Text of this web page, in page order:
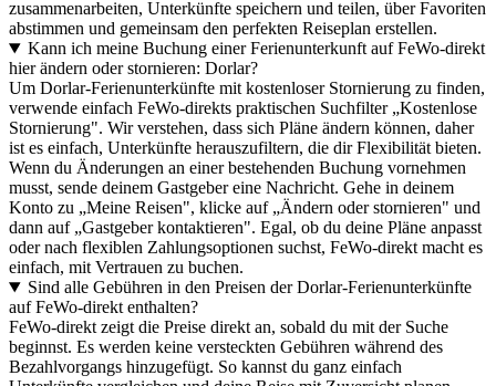
zusammenarbeiten, Unterkünfte speichern und teilen, über Favoriten
abstimmen und gemeinsam den perfekten Reiseplan erstellen.
Kann ich meine Buchung einer Ferienunterkunft auf FeWo-direkt
hier ändern oder stornieren: Dorlar?
Um Dorlar-Ferienunterkünfte mit kostenloser Stornierung zu finden,
verwende einfach FeWo-direkts praktischen Suchfilter „Kostenlose
Stornierung". Wir verstehen, dass sich Pläne ändern können, daher
ist es einfach, Unterkünfte herauszufiltern, die dir Flexibilität bieten.
Wenn du Änderungen an einer bestehenden Buchung vornehmen
musst, sende deinem Gastgeber eine Nachricht. Gehe in deinem
Konto zu „Meine Reisen", klicke auf „Ändern oder stornieren" und
dann auf „Gastgeber kontaktieren". Egal, ob du deine Pläne anpasst
oder nach flexiblen Zahlungsoptionen suchst, FeWo-direkt macht es
einfach, mit Vertrauen zu buchen.
Sind alle Gebühren in den Preisen der Dorlar-Ferienunterkünfte
auf FeWo-direkt enthalten?
FeWo-direkt zeigt die Preise direkt an, sobald du mit der Suche
beginnst. Es werden keine versteckten Gebühren während des
Bezahlvorgangs hinzugefügt. So kannst du ganz einfach